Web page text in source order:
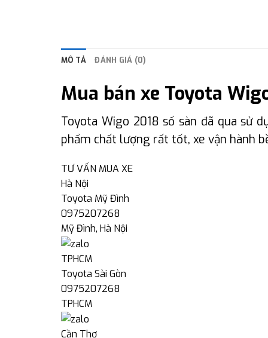
MÔ TẢ ĐÁNH GIÁ (0)
Mua bán xe Toyota
Toyota Wigo 2018 số sàn đã qua sử
phẩm chất lượng rất tốt, xe vận hành
TƯ VẤN MUA XE
Hà Nội
Toyota Mỹ Đình
0975207268
Mỹ Đình, Hà Nội
TPHCM
Toyota Sài Gòn
0975207268
TPHCM
Cần Thơ